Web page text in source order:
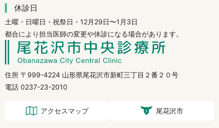
住所 〒999-4224 山形県尾花沢市新町三丁目２番２０号
電話 0237-23-2010
アクセスマップ 尾花沢市
休診日
土曜・日曜日・祝祭日・12月29日〜1月3日
都合により担当医師の変更や休診になる場合があります。